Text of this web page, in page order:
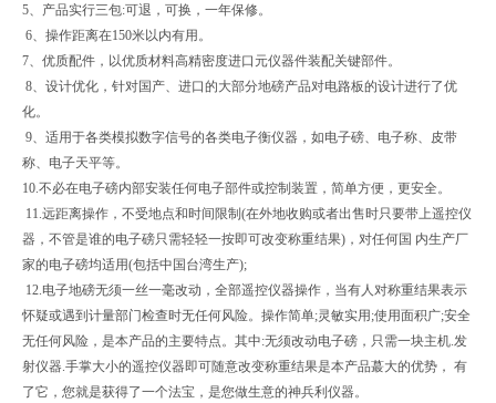
5、产品实行三包:可退，可换，一年保修。
6、操作距离在150米以内有用。
7、优质配件，以优质材料高精密度进口元仪器件装配关键部件。
8、设计优化，针对国产、进口的大部分地磅产品对电路板的设计进行了优
化。
9、适用于各类模拟数字信号的各类电子衡仪器，如电子磅、电子称、皮带
称、电子天平等。
10.不必在电子磅内部安装任何电子部件或控制装置，简单方便，更安全。
11.远距离操作，不受地点和时间限制(在外地收购或者出售时只要带上遥控仪
器，不管是谁的电子磅只需轻轻一按即可改变称重结果)，对任何国 内生产厂
家的电子磅均适用(包括中国台湾生产);
12.电子地磅无须一丝一毫改动，全部遥控仪器操作，当有人对称重结果表示
怀疑或遇到计量部门检查时无任何风险。操作简单;灵敏实用;使用面积广;安全
无任何风险，是本产品的主要特点。其中:无须改动电子磅，只需一块主机.发
射仪器.手掌大小的遥控仪器即可随意改变称重结果是本产品蕞大的优势， 有
了它，您就是获得了一个法宝，是您做生意的神兵利仪器。